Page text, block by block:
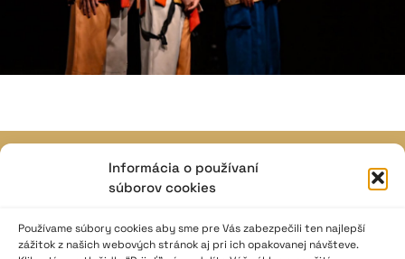
Informácia o používaní
súborov cookies
Používame súbory cookies aby sme pre Vás zabezpečili ten najlepší
zážitok z našich webových stránok aj pri ich opakovanej návšteve.
e-mail: javisko.noc@nocka.sk